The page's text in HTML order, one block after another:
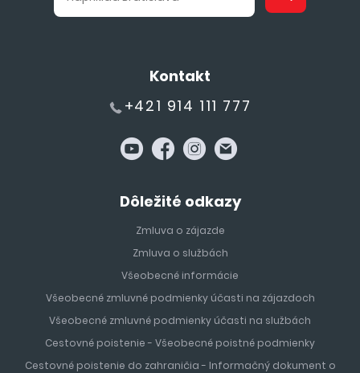
Kontakt
+421 914 111 777
Dôležité odkazy
Zmluva o zájazde
Zmluva o službách
Všeobecné informácie
Všeobecné zmluvné podmienky účasti na zájazdoch
Všeobecné zmluvné podmienky účasti na službách
Cestovné poistenie - Všeobecné poistné podmienky
Cestovné poistenie do zahraničia - Informačný dokument o